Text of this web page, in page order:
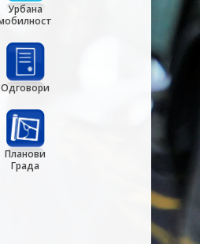
Урбана
Одговори
Планови
Града